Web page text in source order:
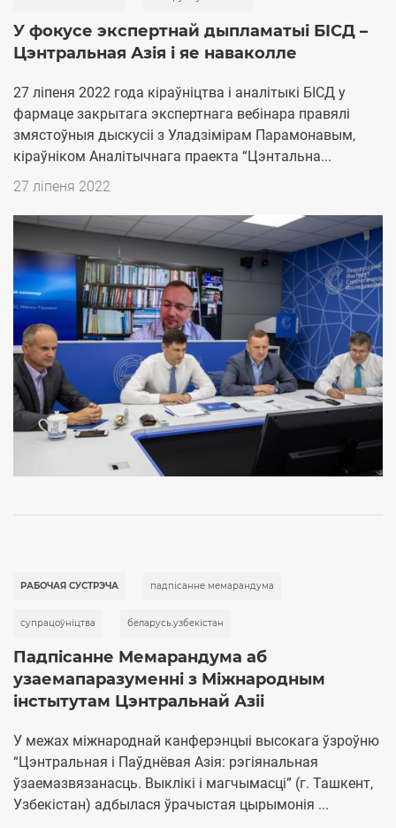
У фокусе экспертнай дыпламатыі БІСД –
Цэнтральная Азія і яе наваколле
27 ліпеня 2022 года кіраўніцтва і аналітыкі БІСД у
фармаце закрытага экспертнага вебінара правялі
змястоўныя дыскусіі з Уладзімірам Парамонавым,
кіраўніком Аналітычнага праекта “Цэнтальна...
Дата
27 ліпеня 2022
РАБОЧАЯ СУСТРЭЧА падпісанне мемарандума
супрацоўніцтва беларусь.узбекістан
Падпісанне Мемарандума аб
узаемапаразуменні з Міжнародным
інстытутам Цэнтральнай Азіі
У межах міжнароднай канферэнцыі высокага ўзроўню
“Цэнтральная і Паўднёвая Азія: рэгіянальная
ўзаемазвязанасць. Выклікі і магчымасці” (г. Ташкент,
Узбекістан) адбылася ўрачыстая цырымонія ...